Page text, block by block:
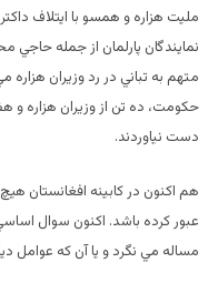
مليت هزاره و همسو با ايتلاف
نمايندگان پارلمان از جمله
متهم به تباني در رد وزيران
حكومت، ده تن از وزيران هزاره و
دست نياوردند.
هم اكنون در كابينه افغانستان هيچ
عبور كرده باشد. اكنون سوال
مساله مي نگرد و يا آن كه عوامل